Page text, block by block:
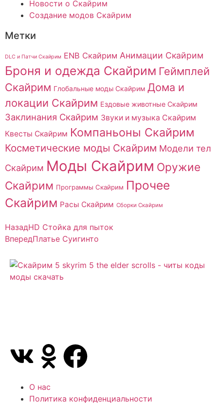
Новости о Скайрим
Создание модов Скайрим
Метки
DLC и Патчи Скайрим ENB Скайрим Анимации Скайрим
Броня и одежда Скайрим Геймплей
Скайрим Глобальные моды Скайрим Дома и
локации Скайрим Ездовые животные Скайрим
Заклинания Скайрим Звуки и музыка Скайрим
Квесты Скайрим Компаньоны Скайрим
Косметические моды Скайрим Модели тел
Скайрим Моды Скайрим Оружие
Скайрим Программы Скайрим Прочее
Скайрим Расы Скайрим Сборки Скайрим
НазадHD Стойка для пыток
ВпередПлатье Суигинто
О нас
Политика конфиденциальности